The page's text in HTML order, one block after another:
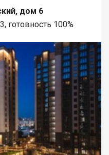
дом 6
готовность 100%